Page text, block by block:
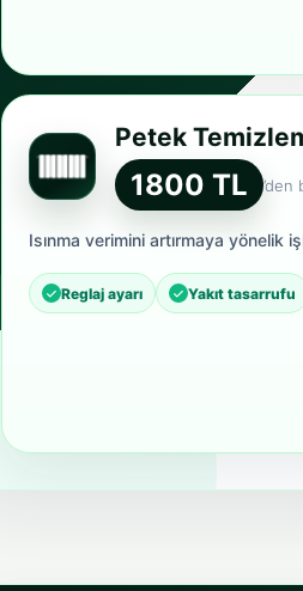
Petek
1800 TL ’den
Isınma verimini artırmaya yönelik
Reglaj ayarı Yakıt tasarrufu